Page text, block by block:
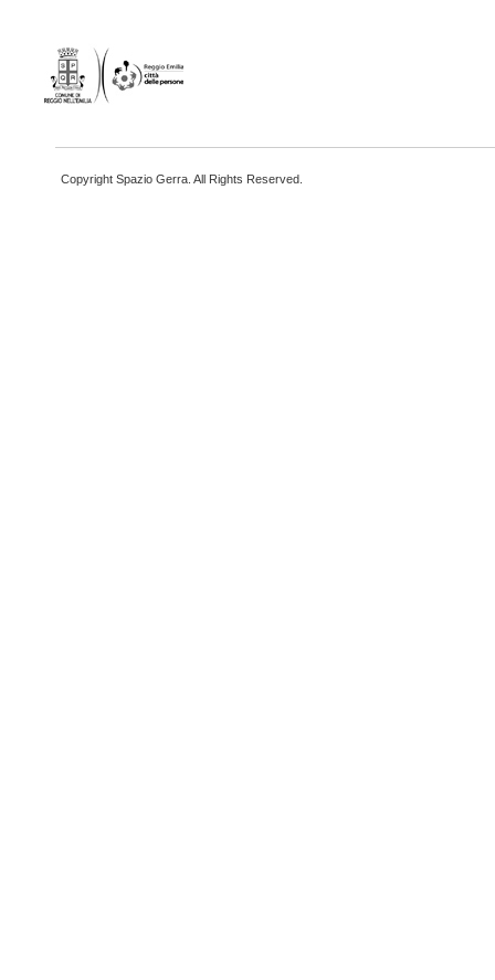
Copyright Spazio Gerra. All Rights Reserved.